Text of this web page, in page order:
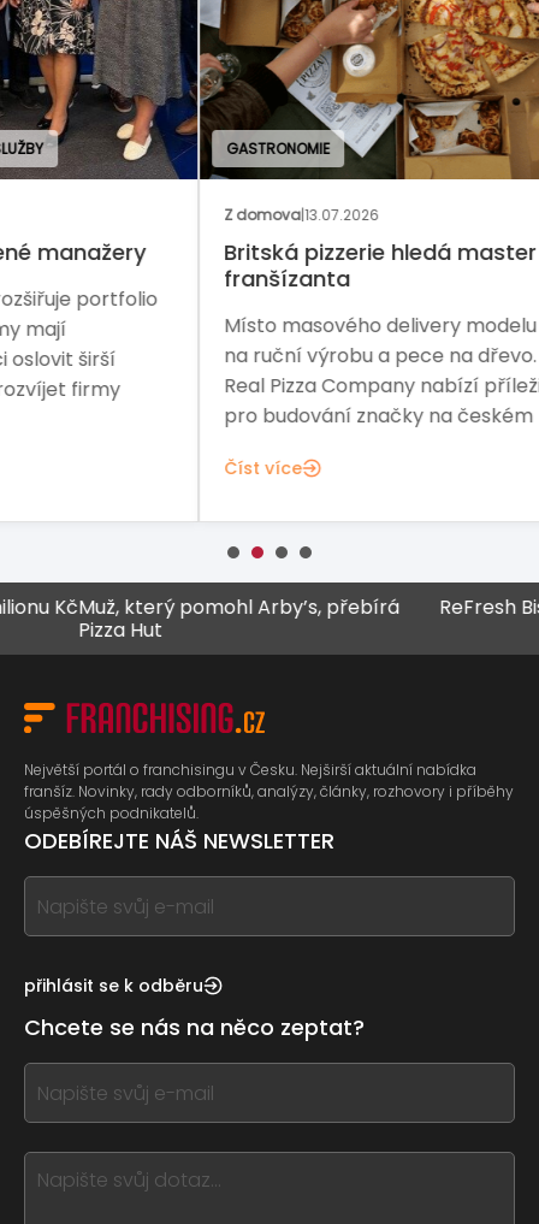
GASTRONOMIE
13.07.2026
Britská pizzerie hledá master-
Místo masového delivery modelu sází
na ruční výrobu a pece na dřevo. The
Real Pizza Company nabízí příležitost
pro budování značky na českém trhu.
KčMuž, který pomohl Arby’s, přebírá
Pizza Hut
ReFresh
Největší portál o franchisingu v Česku. Nejširší aktuální nabídka
franšíz. Novinky, rady odborníků, analýzy, články, rozhovory i příběhy
úspěšných podnikatelů.
ODEBÍREJTE NÁŠ NEWSLETTER
If
you
this,
this
form
field
blank
přihlásit se k odběru
Chcete se nás na něco zeptat?
If
you
this,
leave